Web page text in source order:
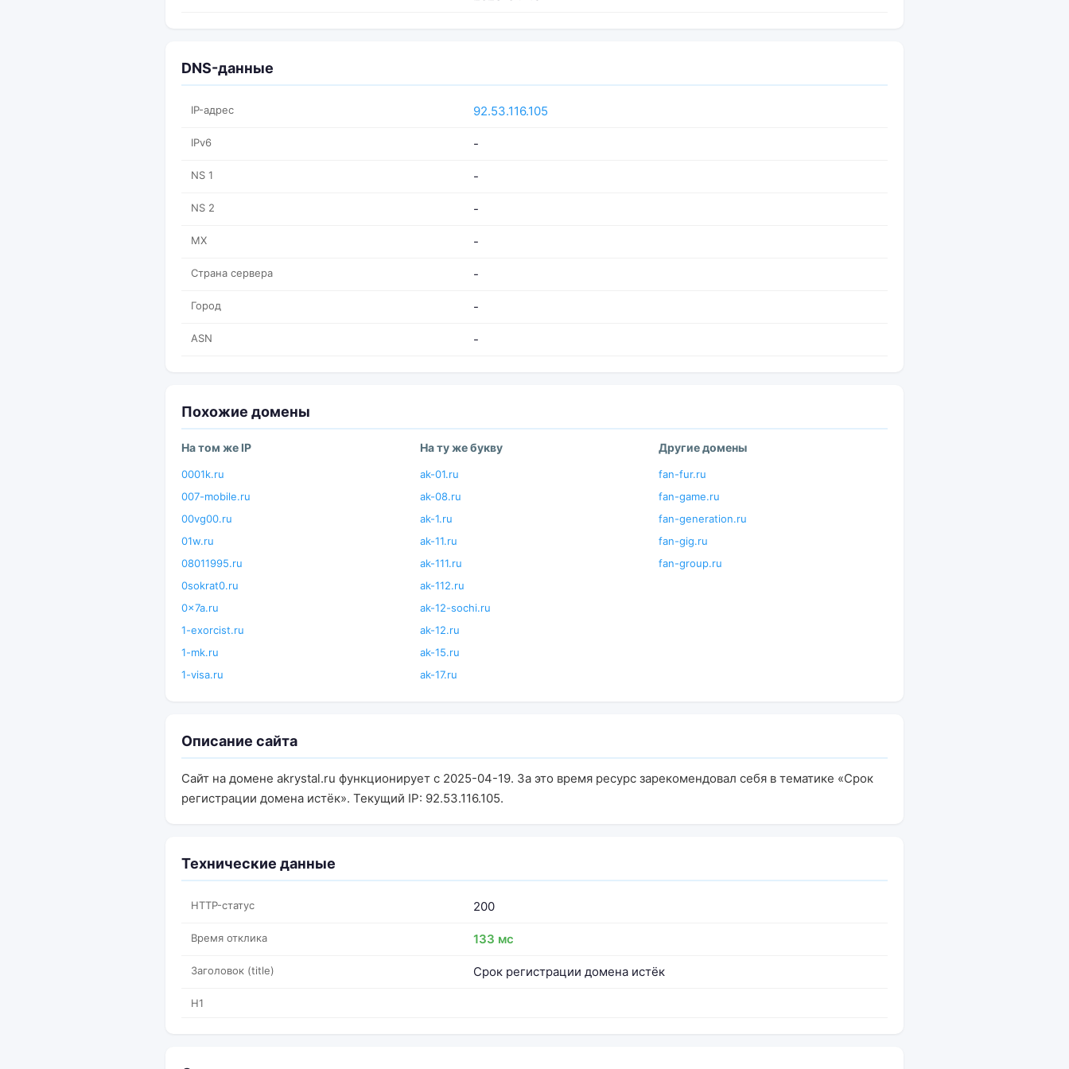
DNS-данные
IP-адрес 92.53.116.105
IPv6 -
NS 1 -
NS 2 -
MX -
Страна сервера -
Город -
ASN -
Похожие домены
На том же IP
0001k.ru
007-mobile.ru
00vg00.ru
01w.ru
08011995.ru
0sokrat0.ru
0x7a.ru
1-exorcist.ru
1-mk.ru
1-visa.ru
На ту же букву
ak-01.ru
ak-08.ru
ak-1.ru
ak-11.ru
ak-111.ru
ak-112.ru
ak-12-sochi.ru
ak-12.ru
ak-15.ru
ak-17.ru
Другие домены
fan-fur.ru
fan-game.ru
fan-generation.ru
fan-gig.ru
fan-group.ru
Описание сайта
Сайт на домене akrystal.ru функционирует с 2025-04-19. За это время ресурс зарекомендовал себя в тематике «Срок
регистрации домена истёк». Текущий IP: 92.53.116.105.
Технические данные
HTTP-статус 200
Время отклика 133 мс
Заголовок (title) Срок регистрации домена истёк
H1